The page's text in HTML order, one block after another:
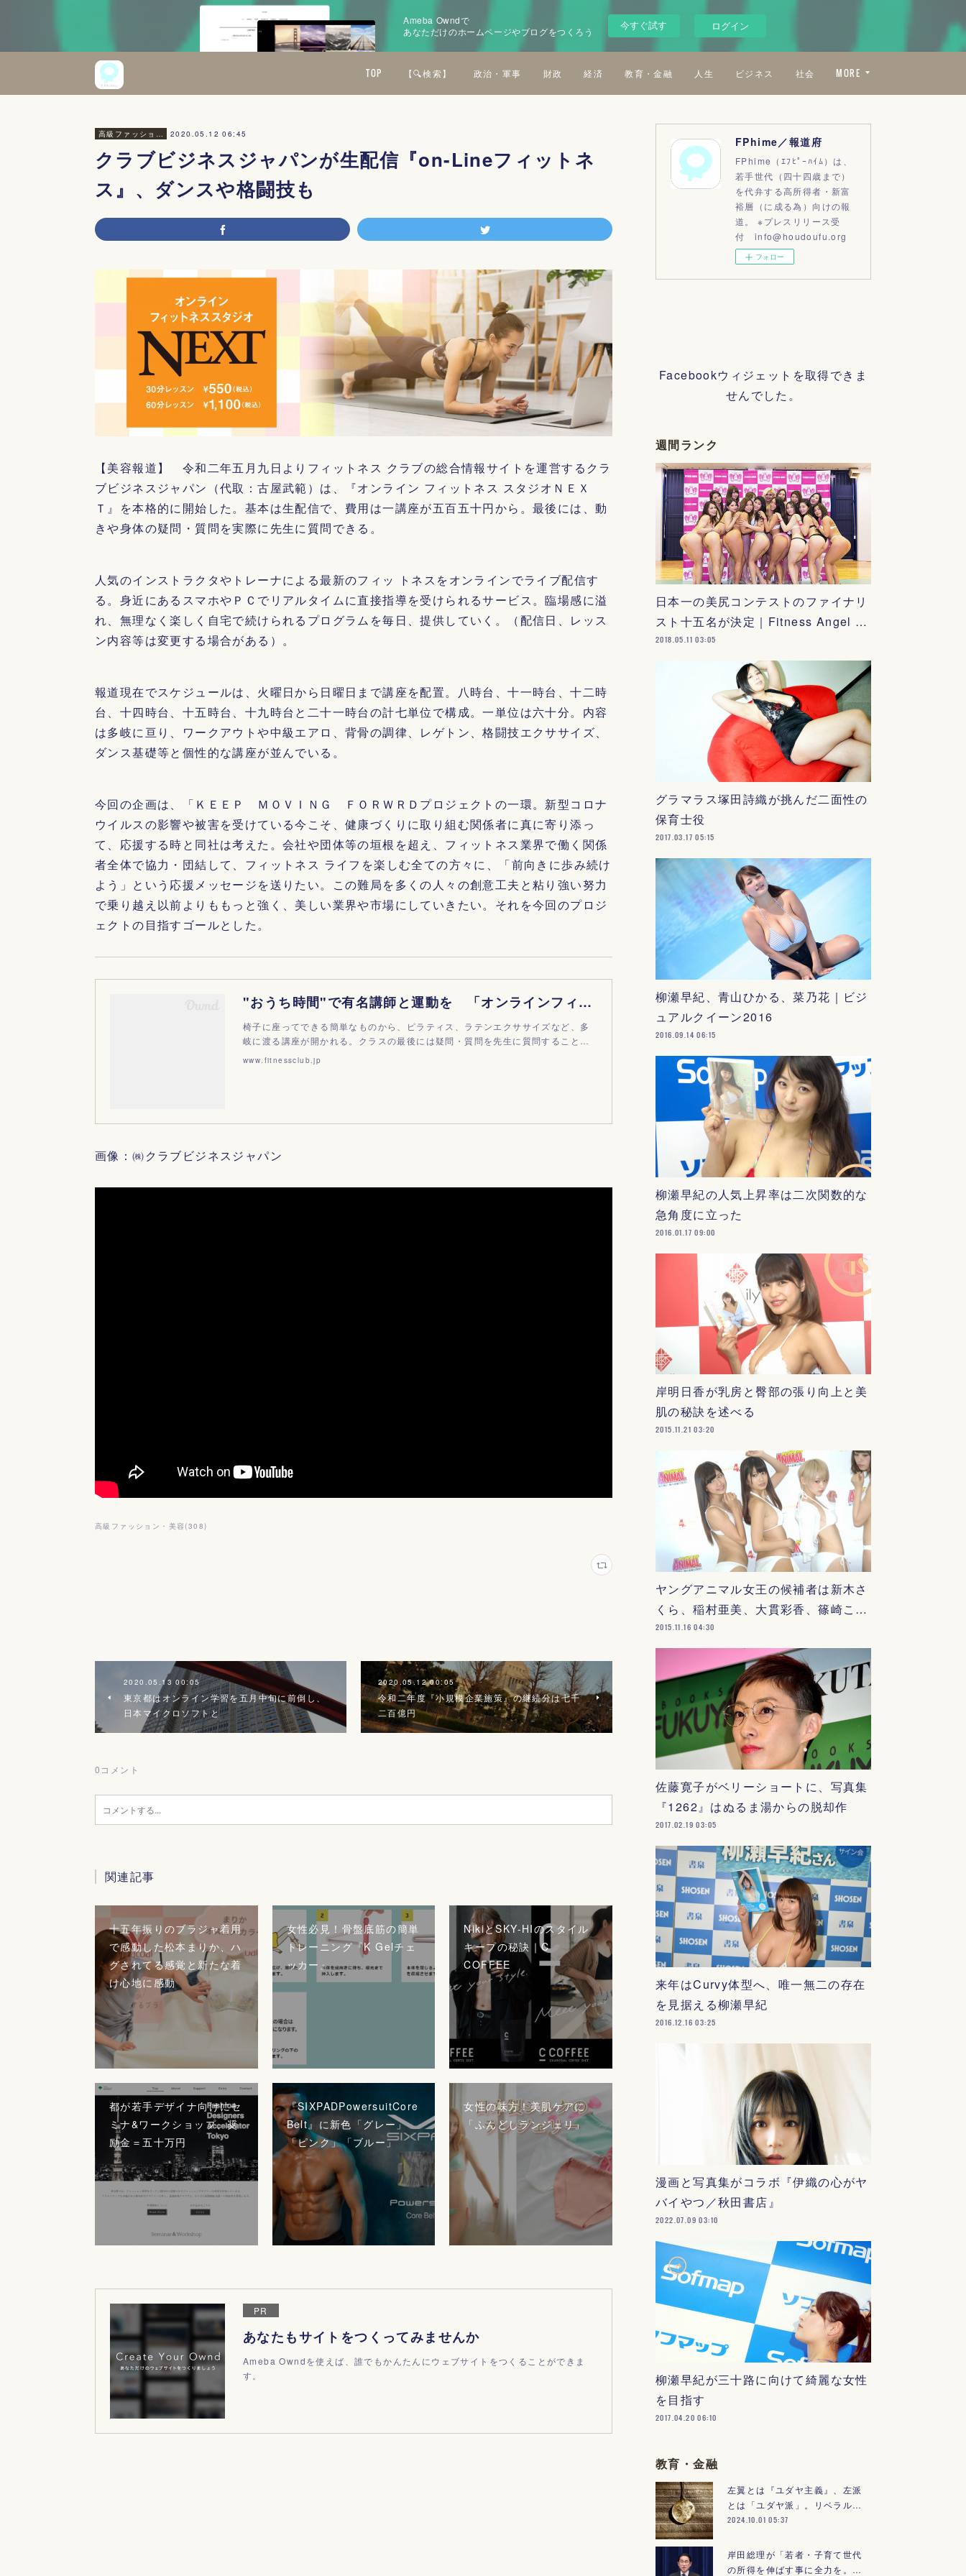
Ameba Owndで
あなただけのホームページやブログをつくろう
今すぐ試す ログイン
TOP 【🔍検索】 政治・軍事 財政 経済 教育・金融 人生 ビジネス 社会 MORE
高級ファッション・美容 2020.05.12 06:45
クラブビジネスジャパンが生配信『on-Lineフィットネ
ス』、ダンスや格闘技も
【美容報道】 令和二年五月九日よりフィットネス クラブの総合情報サイトを運営するクラ
ブビジネスジャパン（代取：古屋武範）は、『オンライン フィットネス スタジオＮＥＸ
Ｔ』を本格的に開始した。基本は生配信で、費用は一講座が五百五十円から。最後には、動
きや身体の疑問・質問を実際に先生に質問できる。
人気のインストラクタやトレーナによる最新のフィッ トネスをオンラインでライブ配信す
る。身近にあるスマホやＰＣでリアルタイムに直接指導を受けられるサービス。臨場感に溢
れ、無理なく楽しく自宅で続けられるプログラムを毎日、提供していく。（配信日、レッス
ン内容等は変更する場合がある）。
報道現在でスケジュールは、火曜日から日曜日まで講座を配置。八時台、十一時台、十二時
台、十四時台、十五時台、十九時台と二十一時台の計七単位で構成。一単位は六十分。内容
は多岐に亘り、ワークアウトや中級エアロ、背骨の調律、レゲトン、格闘技エクササイズ、
ダンス基礎等と個性的な講座が並んでいる。
今回の企画は、「ＫＥＥＰ ＭＯＶＩＮＧ ＦＯＲＷＲＤプロジェクトの一環。新型コロナ
ウイルスの影響や被害を受けている今こそ、健康づくりに取り組む関係者に真に寄り添っ
て、応援する時と同社は考えた。会社や団体等の垣根を超え、フィットネス業界で働く関係
者全体で協力・団結して、フィットネス ライフを楽しむ全ての方々に、「前向きに歩み続け
よう」という応援メッセージを送りたい。この難局を多くの人々の創意工夫と粘り強い努力
で乗り越え以前よりももっと強く、美しい業界や市場にしていきたい。それを今回のプロジ
ェクトの目指すゴールとした。
"おうち時間"で有名講師と運動を 「オンラインフィットネス」イベント |
椅子に座ってできる簡単なものから、ピラティス、ラテンエクササイズなど、多
岐に渡る講座が開かれる。クラスの最後には疑問・質問を先生に質問すること…
www.fitnessclub.jp
画像：㈱クラブビジネスジャパン
高級ファッション・美容 (308)
2020.05.13 00:05
東京都はオンライン学習を五月中旬に前倒し、
日本マイクロソフトと
2020.05.12 00:05
令和二年度『小規模企業施策』の継続分は七千
二百億円
0 コメント
関連記事
十五年振りのブラジャ着用
で感動した松本まりか、ハ
グされてる感覚と新たな着
け心地に感動
女性必見！骨盤底筋の簡単
トレーニング『K Gelチェ
ッカー』
NikiとSKY-HIのスタイル
キープの秘訣｜C
COFFEE
都が若手デザイナ向けにセ
ミナ&ワークショップ、奨
励金＝五十万円
『SIXPADPowersuitCore
Belt』に新色「グレー」
「ピンク」「ブルー」
女性の味方！美肌ケアに
「ふんどしランジェリ」
PR
あなたもサイトをつくってみませんか
Ameba Owndを使えば、誰でもかんたんにウェブサイトをつくることができま
す。
FPhime／報道府
FPhime（ｴﾌﾋﾟｰﾊｲﾑ）は、
若手世代（四十四歳まで）
を代弁する高所得者・新富
裕層（に成る為）向けの報
道。 ※プレスリリース受
付 info@houdoufu.org
フォロー
Facebookウィジェットを取得できま
せんでした。
週間ランク
日本一の美尻コンテストのファイナリ
スト十五名が決定｜Fitness Angel …
2018.05.11 03:05
グラマラス塚田詩織が挑んだ二面性の
保育士役
2017.03.17 05:15
柳瀬早紀、青山ひかる、菜乃花｜ビジ
ュアルクイーン2016
2016.09.14 06:15
柳瀬早紀の人気上昇率は二次関数的な
急角度に立った
2016.01.17 09:00
岸明日香が乳房と臀部の張り向上と美
肌の秘訣を述べる
2015.11.21 03:20
ヤングアニマル女王の候補者は新木さ
くら、稲村亜美、大貫彩香、篠崎こ…
2015.11.16 04:30
佐藤寛子がベリーショートに、写真集
『1262』はぬるま湯からの脱却作
2017.02.19 03:05
来年はCurvy体型へ、唯一無二の存在
を見据える柳瀬早紀
2016.12.16 03:25
漫画と写真集がコラボ『伊織の心がヤ
バイやつ／秋田書店』
2022.07.09 03:10
柳瀬早紀が三十路に向けて綺麗な女性
を目指す
2017.04.20 06:10
教育・金融
左翼とは『ユダヤ主義』、左派
とは「ユダヤ派」。リベラル…
2024.10.01 05:37
岸田総理が「若者・子育て世代
の所得を伸ばす事に全力を。…